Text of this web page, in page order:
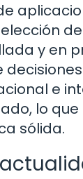
y en
e
lo que
sólida.